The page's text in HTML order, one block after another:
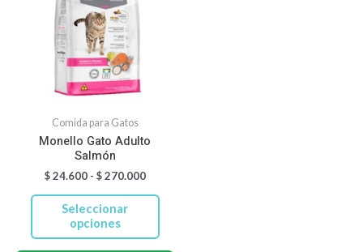
Comida para Gatos
Monello Gato Adulto
Salmón
$24.600 - $270.000
Seleccionar
opciones
tiene
múltiples
variantes.
Las
opciones
pueden
elegir
en
la
página